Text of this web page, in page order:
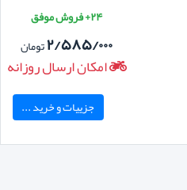
۲۴+ فروش موفق
۲/۵۸۵/۰۰۰تومان
امکان ارسال روزانه
جزییات و خرید ...